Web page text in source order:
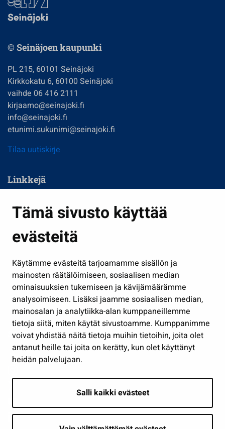
Tämä sivusto käyttää
evästeitä
Käytämme evästeitä tarjoamamme sisällön ja
mainosten räätälöimiseen, sosiaalisen median
ominaisuuksien tukemiseen ja kävijämäärämme
analysoimiseen. Lisäksi jaamme sosiaalisen median,
mainosalan ja analytiikka-alan kumppaneillemme
tietoja siitä, miten käytät sivustoamme. Kumppanimme
voivat yhdistää näitä tietoja muihin tietoihin, joita olet
antanut heille tai joita on kerätty, kun olet käyttänyt
heidän palvelujaan.
Salli kaikki evästeet
© Seinäjoen kaupunki
PL 215, 60101 Seinäjoki
Kirkkokatu 6, 60100 Seinäjoki
vaihde 06 416 2111
kirjaamo@seinajoki.fi
info@seinajoki.fi
etunimi.sukunimi@seinajoki.fi
Tilaa uutiskirje
Linkkejä
Kasvatus ja opetus
Kulttuuri ja liikunta
Työ ja yrittäminen
Osallistu ja asioi
Näytä omat evästeasetukseni
Seuraa meitä